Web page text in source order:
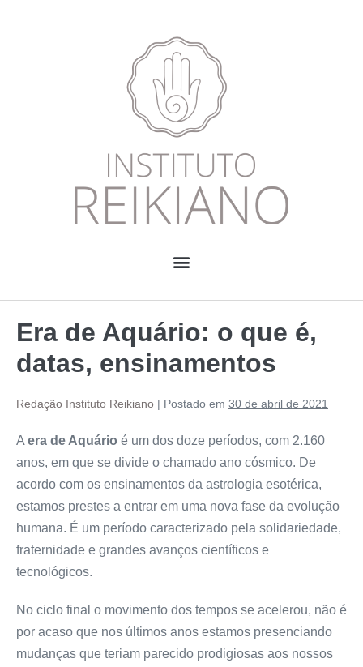
Era de Aquário: o que é,
datas, ensinamentos
Redação Instituto Reikiano | Postado em 30 de abril de 2021
A era de Aquário é um dos doze períodos, com 2.160
anos, em que se divide o chamado ano cósmico. De
acordo com os ensinamentos da astrologia esotérica,
estamos prestes a entrar em uma nova fase da evolução
humana. É um período caracterizado pela solidariedade,
fraternidade e grandes avanços científicos e
tecnológicos.
No ciclo final o movimento dos tempos se acelerou, não é
por acaso que nos últimos anos estamos presenciando
mudanças que teriam parecido prodigiosas aos nossos